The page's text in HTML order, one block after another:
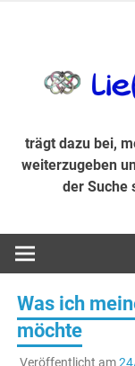
Suche
trägt dazu bei,
weiterzugeben
der Suche
Was ich
möchte
Veröffentlicht am